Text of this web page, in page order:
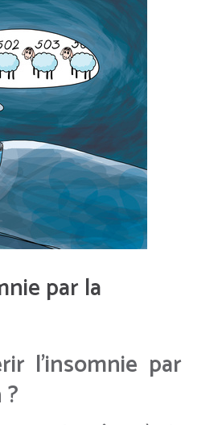
par la
l’insomnie par